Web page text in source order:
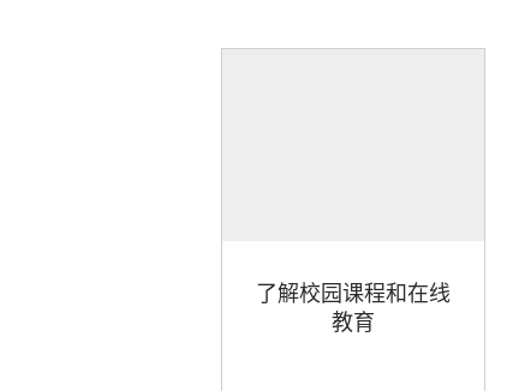
了解校园课程和在线
教育